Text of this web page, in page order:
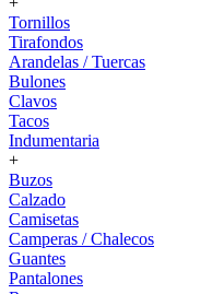
Tornillos
Tirafondos
Arandelas / Tuercas
Bulones
Clavos
Tacos
Indumentaria
+
Buzos
Calzado
Camisetas
Camperas / Chalecos
Guantes
Pantalones